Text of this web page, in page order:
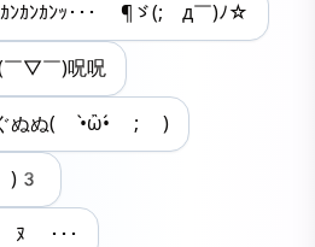
ｶﾝｶﾝｶﾝｯ･･･ ¶ゞ(;￣д￣)ﾉ☆
￣▽￣)呪呪
ぬぬ( •̀ὢ•́ ; )
)3
･･･